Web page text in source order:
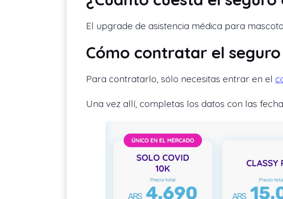
El upgrade de asistencia médica para
Cómo contratar el
Para contratarlo, sólo necesitas entrar en el
Una vez allí, completas los datos con las